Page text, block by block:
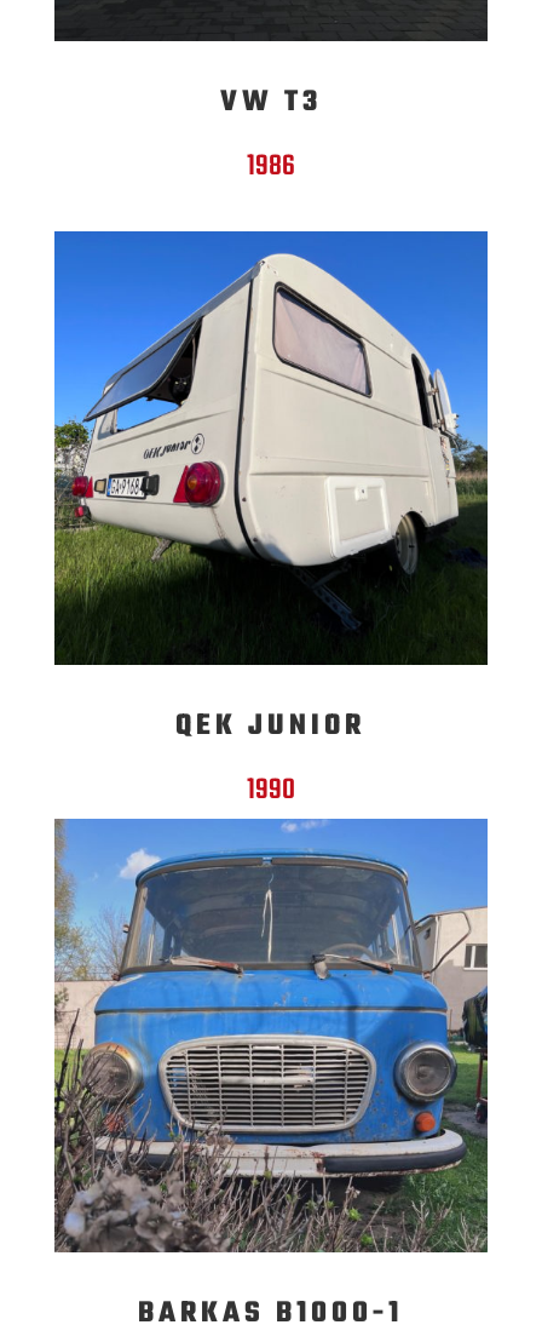
VW T3
1986
QEK JUNIOR
1990
BARKAS B1000-1